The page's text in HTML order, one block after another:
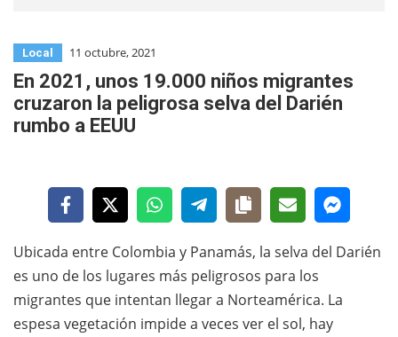
Local 11 octubre, 2021
En 2021, unos 19.000 niños migrantes
cruzaron la peligrosa selva del Darién
rumbo a EEUU
Ubicada entre Colombia y Panamás, la selva del Darién
es uno de los lugares más peligrosos para los
migrantes que intentan llegar a Norteamérica. La
espesa vegetación impide a veces ver el sol, hay